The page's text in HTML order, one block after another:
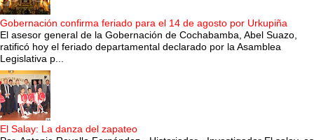
Gobernación confirma feriado para el 14 de agosto por Urkupiña
El asesor general de la Gobernación de Cochabamba, Abel Suazo,
ratificó hoy el feriado departamental declarado por la Asamblea
Legislativa p...
El Salay: La danza del zapateo